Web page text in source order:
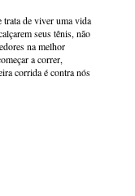
trata de viver uma vida
seus tênis, não
na melhor
a correr,
corrida é contra nós